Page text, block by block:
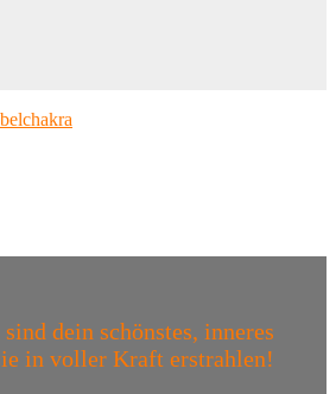
dein schönstes, inneres
in voller Kraft erstrahlen!